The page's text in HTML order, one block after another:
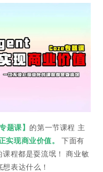
题课】 的第一节课程 主
现商业价值。
下面有
程都是耍流氓！ 商业敏
表达什么！